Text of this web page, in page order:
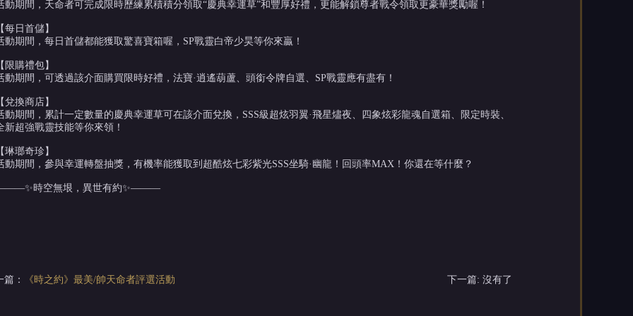
動期間，天命者可完成限時歷練累積積分領取“慶典幸運草”和豐厚好禮，更能解鎖尊者戰令領取更豪華獎勵喔！
每日首儲】
動期間，每日首儲都能獲取驚喜寶箱喔，SP戰靈白帝少昊等你來贏！
限購禮包】
動期間，可透過該介面購買限時好禮，法寶·逍遙葫蘆、頭銜令牌自選、SP戰靈應有盡有！
兌換商店】
動期間，累計一定數量的慶典幸運草可在該介面兌換，SSS級超炫羽翼·飛星燼夜、四象炫彩龍魂自選箱、限定時裝、
新超強戰靈技能等你來領！
琳瑯奇珍】
動期間，參與幸運轉盤抽獎，有機率能獲取到超酷炫七彩紫光SSS坐騎·幽龍！回頭率MAX！你還在等什麼？
時空無垠，異世有約✨———
篇： 《時之約》最美/帥天命者評選活動 下一篇: 沒有了